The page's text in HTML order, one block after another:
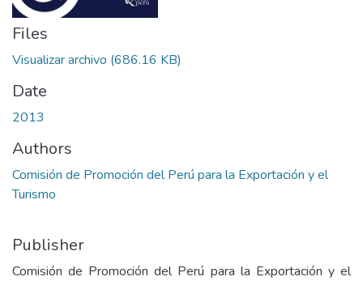
Files
Visualizar archivo (686.16 KB)
Date
2013
Authors
Comisión de Promoción del Perú para la Exportación y el
Turismo
Publisher
Comisión de Promoción del Perú para la Exportación y el